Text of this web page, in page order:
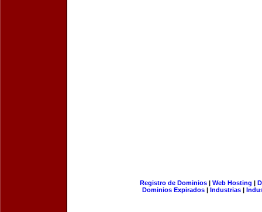
Registro de Dominios| Web Hosting |
Dominios Expirados | Industrias |